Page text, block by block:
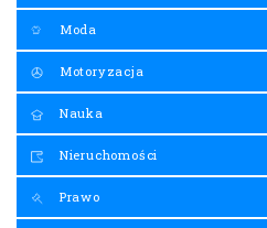
Moda
Motoryzacja
Nauka
Nieruchomości
Prawo